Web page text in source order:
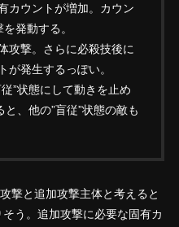
カウントが増加。カウン
発動する。
攻撃。さらに必殺技後に
が発生するっぽい。
”状態にして動きを止め
、他の”盲従”状態の敵も
撃と追加攻撃主体と考えると
う。追加攻撃に必要な固有カ